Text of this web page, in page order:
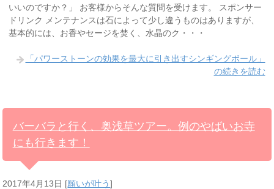
いいのですか？」 お客様からそんな質問を受けます。 スポンサー
ドリンク メンテナンスは石によって少し違うものはありますが、
基本的には、お香やセージを焚く、水晶のク・・・
「パワーストーンの効果を最大に引き出すシンギングボール」
の続きを読む
バーバラと行く、奥浅草ツアー。例のやばいお寺
にも行きます！
2017年4月13日 [願いが叶う]